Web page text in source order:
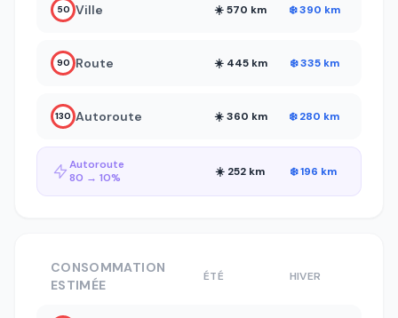
50 Ville ☀️ 570 km ❄️ 390 km
90 Route ☀️ 445 km ❄️ 335 km
130 Autoroute ☀️ 360 km ❄️ 280 km
Autoroute
80 → 10%
☀️ 252 km ❄️ 196 km
CONSOMMATION
ESTIMÉE
ÉTÉ HIVER